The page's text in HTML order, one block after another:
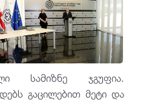
სამიზნე ჯგუფია.
გაცილებით მეტი და